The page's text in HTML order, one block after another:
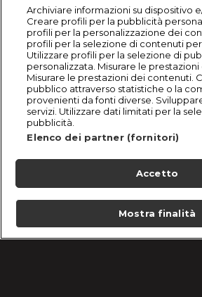
Archiviare informazioni su dispositivo
Creare profili per la pubblicità
profili per la personalizzazione dei
profili per la selezione di contenuti
Utilizzare profili per la selezione di
personalizzata. Misurare le prestazioni
Misurare le prestazioni dei contenuti.
pubblico attraverso statistiche o la
provenienti da fonti diverse.
servizi. Utilizzare dati limitati per la
pubblicità.
Elenco dei partner (fornitori)
Accetto
Mostra finalità